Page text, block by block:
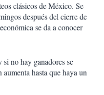
clásicos de México. Se
después del cierre de
se da a conocer
no hay ganadores se
hasta que haya un